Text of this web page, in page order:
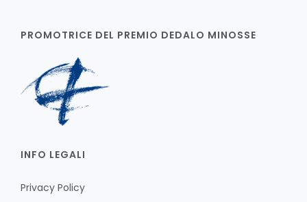
PROMOTRICE DEL PREMIO DEDALO MINOSSE
INFO LEGALI
Privacy Policy